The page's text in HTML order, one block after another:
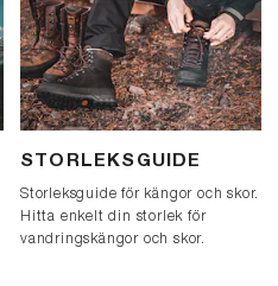
STORLEKSGUIDE
Storleksguide för kängor och skor.
Hitta enkelt din storlek för
vandringskängor och skor.